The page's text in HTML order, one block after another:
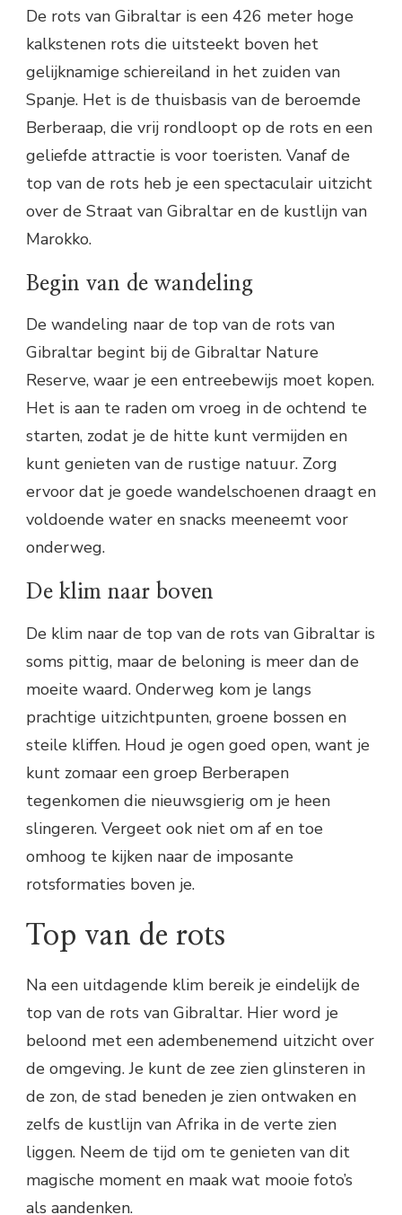
De rots van Gibraltar is een 426 meter hoge
kalkstenen rots die uitsteekt boven het
gelijknamige schiereiland in het zuiden van
Spanje. Het is de thuisbasis van de beroemde
Berberaap, die vrij rondloopt op de rots en een
geliefde attractie is voor toeristen. Vanaf de
top van de rots heb je een spectaculair uitzicht
over de Straat van Gibraltar en de kustlijn van
Marokko.
Begin van de wandeling
De wandeling naar de top van de rots van
Gibraltar begint bij de Gibraltar Nature
Reserve, waar je een entreebewijs moet kopen.
Het is aan te raden om vroeg in de ochtend te
starten, zodat je de hitte kunt vermijden en
kunt genieten van de rustige natuur. Zorg
ervoor dat je goede wandelschoenen draagt en
voldoende water en snacks meeneemt voor
onderweg.
De klim naar boven
De klim naar de top van de rots van Gibraltar is
soms pittig, maar de beloning is meer dan de
moeite waard. Onderweg kom je langs
prachtige uitzichtpunten, groene bossen en
steile kliffen. Houd je ogen goed open, want je
kunt zomaar een groep Berberapen
tegenkomen die nieuwsgierig om je heen
slingeren. Vergeet ook niet om af en toe
omhoog te kijken naar de imposante
rotsformaties boven je.
Top van de rots
Na een uitdagende klim bereik je eindelijk de
top van de rots van Gibraltar. Hier word je
beloond met een adembenemend uitzicht over
de omgeving. Je kunt de zee zien glinsteren in
de zon, de stad beneden je zien ontwaken en
zelfs de kustlijn van Afrika in de verte zien
liggen. Neem de tijd om te genieten van dit
magische moment en maak wat mooie foto’s
als aandenken.